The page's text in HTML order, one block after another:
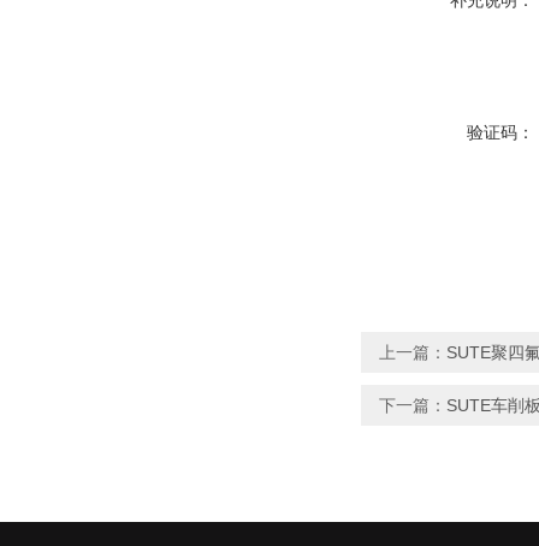
验证码：
上一篇： SUTE聚四
下一篇： SUTE车削